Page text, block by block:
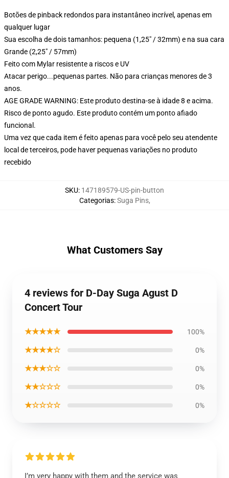
Botões de pinback redondos para instantâneo incrível, apenas em
qualquer lugar
Sua escolha de dois tamanhos: pequena (1,25" / 32mm) e na sua cara
Grande (2,25" / 57mm)
Feito com Mylar resistente a riscos e UV
Atacar perigo...pequenas partes. Não para crianças menores de 3
anos.
AGE GRADE WARNING: Este produto destina-se à idade 8 e acima.
Risco de ponto agudo. Este produto contém um ponto afiado
funcional.
Uma vez que cada item é feito apenas para você pelo seu atendente
local de terceiros, pode haver pequenas variações no produto
recebido
SKU: 147189579-US-pin-button
Categorias:Suga Pins,
What Customers Say
4 reviews for D-Day Suga Agust D
Concert Tour
★★★★★ 100%
★★★★☆ 0%
★★★☆☆ 0%
★★☆☆☆ 0%
★☆☆☆☆ 0%
I’m very happy with them and the service was